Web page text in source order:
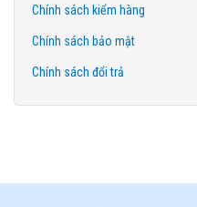
Chính sách kiểm hàng
Chính sách bảo mật
Chính sách đổi trả